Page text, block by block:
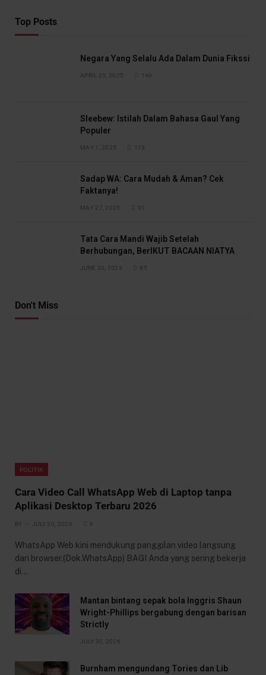
Top Posts
Negara Yang Selalu Ada Dalam Dunia Fikssi
APRIL 25, 2025 149
Sleebew: Istilah Dalam Bahasa Gaul Yang
Populer
MAY 1, 2025 113
Sadap WA: Cara Mudah & Aman? Cek
Faktanya!
MAY 27, 2025 91
Tata Cara Mandi Wajib Setelah
Berhubungan, BerIKUT BACAAN NIATYA
JUNE 20, 2025 85
Don't Miss
POLITIK
Cara Video Call WhatsApp Web di Laptop tanpa
Aplikasi Desktop Terbaru 2026
BY JULY 30, 2026 6
WhatsApp Web kini mendukung panggilan video langsung
dari browser.(Dok.WhatsApp) BAGI Anda yang sering bekerja
di…
Mantan bintang sepak bola Inggris Shaun
Wright-Phillips bergabung dengan barisan
Strictly
JULY 30, 2026
Burnham mengundang Tories dan Lib